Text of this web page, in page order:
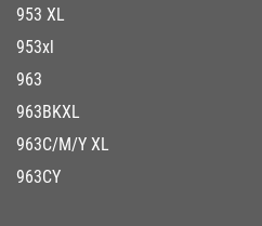
953 XL
953xl
963
963BKXL
963C/M/Y XL
963CY